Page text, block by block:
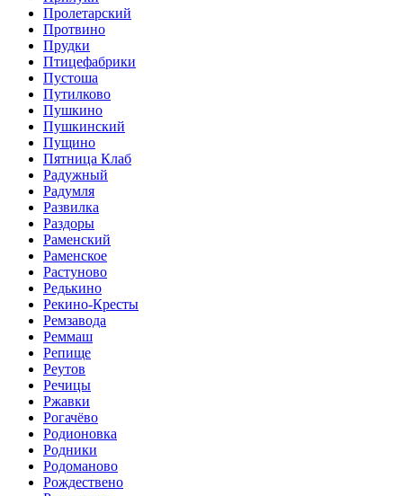
Пролетарский
Протвино
Прудки
Птицефабрики
Пустоша
Путилково
Пушкино
Пушкинский
Пущино
Пятница Клаб
Радужный
Радумля
Развилка
Раздоры
Раменский
Раменское
Растуново
Редькино
Рекино-Кресты
Ремзавода
Реммаш
Репище
Реутов
Речицы
Ржавки
Рогачёво
Родионовка
Родники
Родоманово
Рождествено